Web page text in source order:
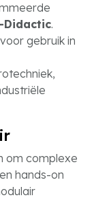
Didactic.
gebruik in
om complexe
hands-on